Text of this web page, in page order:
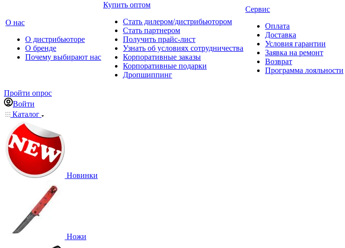
О нас
О дистрибьюторе
О бренде
Почему выбирают нас
Купить оптом
Стать дилером/дистрибьютором
Стать партнером
Получить прайс-лист
Узнать об условиях сотрудничества
Корпоративные заказы
Корпоративные подарки
Дропшиппинг
Сервис
Оплата
Доставка
Условия гарантии
Заявка на ремонт
Возврат
Программа лояльности
Пройти опрос
Войти
Каталог
Новинки
Ножи